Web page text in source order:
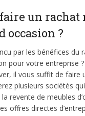
un
occasion ?
par les bénéfices du
pour votre entreprise
il vous suffit de faire
plusieurs sociétés
revente de meubles
offres directes